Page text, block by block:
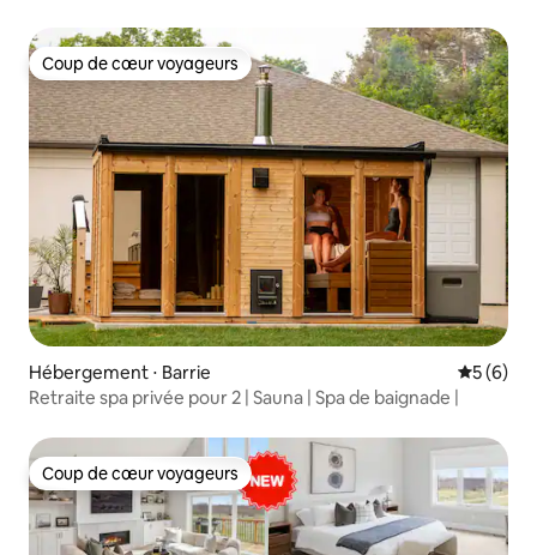
Coup de cœur voyageurs
Coup de cœur voyageurs
Hébergement ⋅ Barrie
5 (6)
Retraite spa privée pour 2 | Sauna | Spa de baignade |
Coup de cœur voyageurs
Coup de cœur voyageurs